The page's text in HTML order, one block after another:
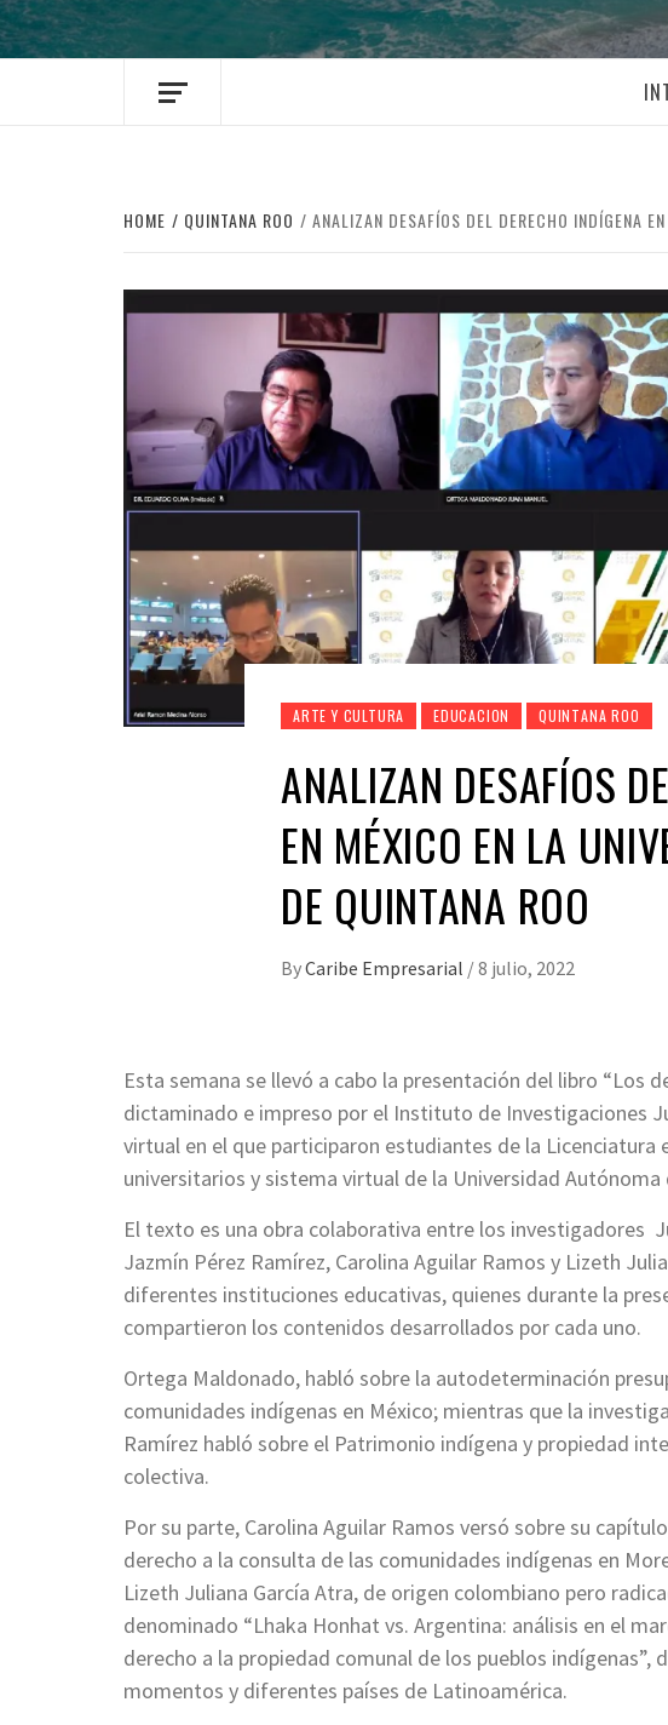
HOME QUINTANA ROO ANALIZAN DESAFÍOS DEL DERECHO INDÍGENA
ARTE Y CULTURA EDUCACION QUINTANA ROO
ANALIZAN DESAFÍOS
EN MÉXICO EN LA
DE QUINTANA ROO
ByCaribe Empresarial /8 julio, 2022
Esta semana se llevó a cabo la presentación del libro “Los
dictaminado e impreso por el Instituto de Investigaciones
virtual en el que participaron estudiantes de la Licenciatura
universitarios y sistema virtual de la Universidad
El texto es una obra colaborativa entre los investigadores
Jazmín Pérez Ramírez, Carolina Aguilar Ramos y Lizeth
diferentes instituciones educativas, quienes durante la
compartieron los contenidos desarrollados por cada uno.
Ortega Maldonado, habló sobre la autodeterminación
comunidades indígenas en México; mientras que la
Ramírez habló sobre el Patrimonio indígena y propiedad
colectiva.
Por su parte, Carolina Aguilar Ramos versó sobre su
derecho a la consulta de las comunidades indígenas en
Lizeth Juliana García Atra, de origen colombiano pero
denominado “Lhaka Honhat vs. Argentina: análisis en el
derecho a la propiedad comunal de los pueblos indígenas”,
momentos y diferentes países de Latinoamérica.